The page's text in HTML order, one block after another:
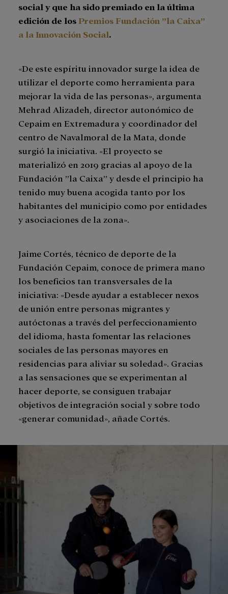
social y que ha sido premiado en la última
edición de losPremios Fundación ”la Caixa”
a la Innovación Social.
«De este espíritu innovador surge la idea de
utilizar el deporte como herramienta para
mejorar la vida de las personas», argumenta
Mehrad Alizadeh, director autonómico de
Cepaim en Extremadura y coordinador del
centro de Navalmoral de la Mata, donde
surgió la iniciativa. «El proyecto se
materializó en 2019 gracias al apoyo de la
Fundación ”la Caixa” y desde el principio ha
tenido muy buena acogida tanto por los
habitantes del municipio como por entidades
y asociaciones de la zona».
Jaime Cortés, técnico de deporte de la
Fundación Cepaim, conoce de primera mano
los beneficios tan transversales de la
iniciativa: «Desde ayudar a establecer nexos
de unión entre personas migrantes y
autóctonas a través del perfeccionamiento
del idioma, hasta fomentar las relaciones
sociales de las personas mayores en
residencias para aliviar su soledad». Gracias
a las sensaciones que se experimentan al
hacer deporte, se consiguen trabajar
objetivos de integración social y sobre todo
«generar comunidad», añade Cortés.